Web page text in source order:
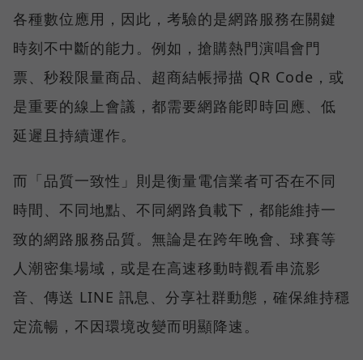
各種數位應用，因此，考驗的是網路服務在關鍵
時刻不中斷的能力。例如，搶購熱門演唱會門
票、秒殺限量商品、超商結帳掃描 QR Code，或
是重要的線上會議，都需要網路能即時回應、低
延遲且持續運作。
而「品質一致性」則是衡量電信業者可否在不同
時間、不同地點、不同網路負載下，都能維持一
致的網路服務品質。無論是在跨年晚會、球賽等
人潮密集場域，或是在高速移動時觀看串流影
音、傳送 LINE 訊息、分享社群動態，確保維持穩
定流暢，不因環境改變而明顯降速。